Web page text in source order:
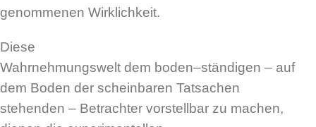
genommenen Wirklichkeit.
Diese
Wahrnehmungswelt dem boden–ständigen – auf
dem Boden der scheinbaren Tatsachen
stehenden – Betrachter vorstellbar zu machen,